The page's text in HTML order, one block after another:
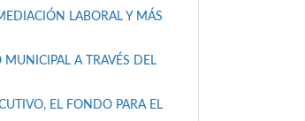
LABORAL Y MÁS
A TRAVÉS DEL
EL FONDO PARA EL